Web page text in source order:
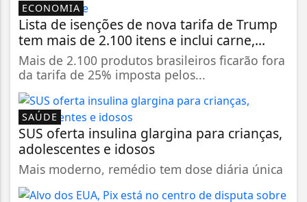
ECONOMIA
Lista de isenções de nova tarifa de Trump
tem mais de 2.100 itens e inclui carne,...
Mais de 2.100 produtos brasileiros ficarão fora
da tarifa de 25% imposta pelos...
SAÚDE
SUS oferta insulina glargina para crianças,
adolescentes e idosos
Mais moderno, remédio tem dose diária única